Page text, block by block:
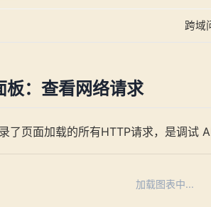
跨域
：查看网络请求
了页面加载的所有HTTP请求，是调试
加载图表中...